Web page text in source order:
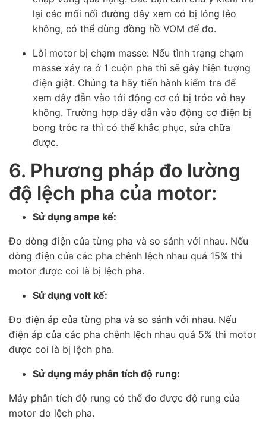
lại các mối nối đường dây xem có bị lỏng lẻo
không, có thể dùng đồng hồ VOM để đo.
Lỗi motor bị chạm masse: Nếu tình trạng chạm
masse xảy ra ở 1 cuộn pha thì sẽ gây hiện tượng
điện giật. Chúng ta hãy tiến hành kiểm tra để
xem dây đẫn vào tới động cơ có bị tróc vỏ hay
không. Trường hợp dây dẫn vào động cơ điện bị
bong tróc ra thì có thể khắc phục, sửa chữa
được.
6. Phương pháp đo lường
độ lệch pha của motor:
Sử dụng ampe kế:
Đo dòng điện của từng pha và so sánh với nhau. Nếu
dòng điện của các pha chênh lệch nhau quá 15% thì
motor được coi là bị lệch pha.
Sử dụng volt kế:
Đo điện áp của từng pha và so sánh với nhau. Nếu
điện áp của các pha chênh lệch nhau quá 5% thì motor
được coi là bị lệch pha.
Sử dụng máy phân tích độ rung:
Máy phân tích độ rung có thể đo được độ rung của
motor do lệch pha.